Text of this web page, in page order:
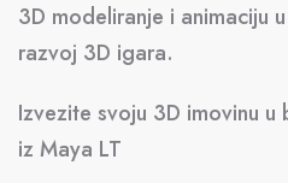
3D modeliranje i animaciju
razvoj 3D igara.
Izvezite svoju 3D imovinu
iz Maya LT